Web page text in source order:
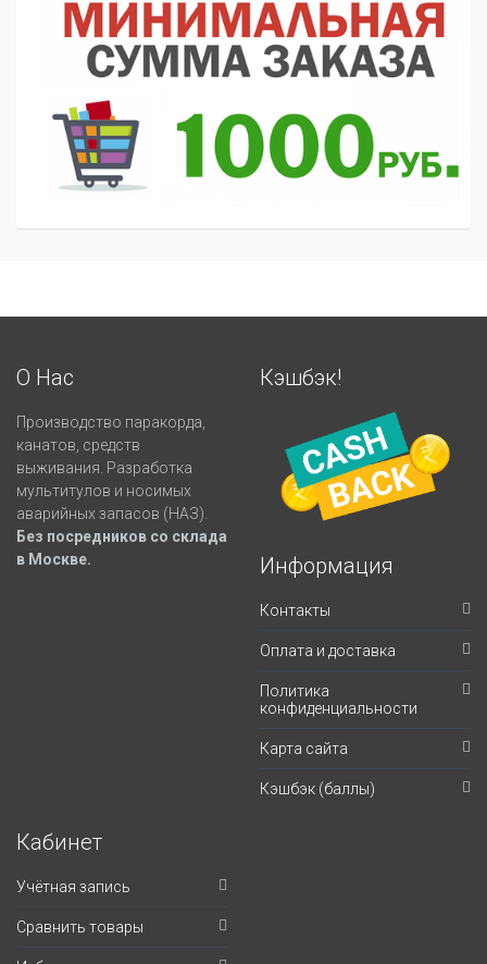
О Нас
Производство паракорда,
канатов, средств
выживания. Разработка
мультитулов и носимых
аварийных запасов (НАЗ).
Без посредников со склада
в Москве.
Кэшбэк!
Информация
Контакты
Оплата и доставка
Политика
конфиденциальности
Карта сайта
Кэшбэк (баллы)
Кабинет
Учётная запись
Сравнить товары